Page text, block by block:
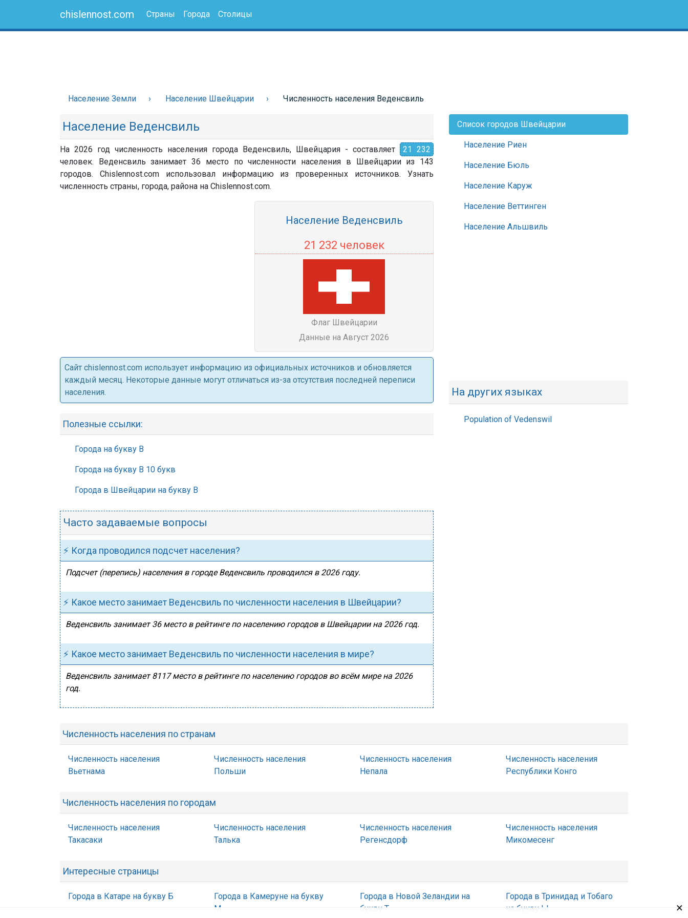
chislennost.com Страны Города Столицы
Население Земли Население Швейцарии Численность населения Веденсвиль
Население Веденсвиль
На 2026 год численность населения города Веденсвиль, Швейцария - составляет
21 232
человек. Веденсвиль занимает 36 место по численности населения в Швейцарии из 143
городов. Chislennost.com использовал информацию из проверенных источников. Узнать
численность страны, города, района на Chislennost.com.
Население Веденсвиль
21 232 человек
Флаг Швейцарии
Данные на Август 2026
Cайт chislennost.com использует информацию из официальных источников и обновляется
каждый месяц. Некоторые данные могут отличаться из-за отсутствия последней переписи
населения.
Полезные ссылки:
Города на букву В
Города на букву В 10 букв
Города в Швейцарии на букву В
Часто задаваемые вопросы
⚡ Когда проводился подсчет населения?
Подсчет (перепись) населения в городе Веденсвиль проводился в 2026 году.
⚡ Какое место занимает Веденсвиль по численности населения в Швейцарии?
Веденсвиль занимает 36 место в рейтинге по населению городов в Швейцарии на 2026 год.
⚡ Какое место занимает Веденсвиль по численности населения в мире?
Веденсвиль занимает 8117 место в рейтинге по населению городов во всём мире на 2026
год.
Список городов Швейцарии
Население Риен
Население Бюль
Население Каруж
Население Веттинген
Население Альшвиль
На других языках
Population of Vedenswil
Численность населения по странам
Численность населения
Вьетнама
Численность населения
Польши
Численность населения
Непала
Численность населения
Республики Конго
Численность населения по городам
Численность населения
Такасаки
Численность населения
Талька
Численность населения
Регенсдорф
Численность населения
Микомесенг
Интересные страницы
Города в Катаре на букву Б
Города в Камеруне на букву
М
Города в Новой Зеландии на
букву Т
Города в Тринидад и Тобаго
на букву Ы
×